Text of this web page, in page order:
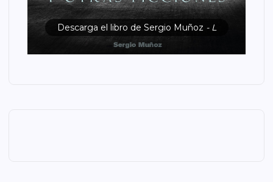
Descarga el libro de Sergio Muñoz - L